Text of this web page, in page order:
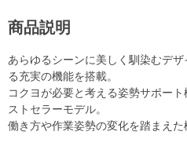
商品説明
あらゆるシーンに美しく馴染むデ
る充実の機能を搭載。
コクヨが必要と考える姿勢サポー
ストセラーモデル。
働き方や作業姿勢の変化を踏まえた